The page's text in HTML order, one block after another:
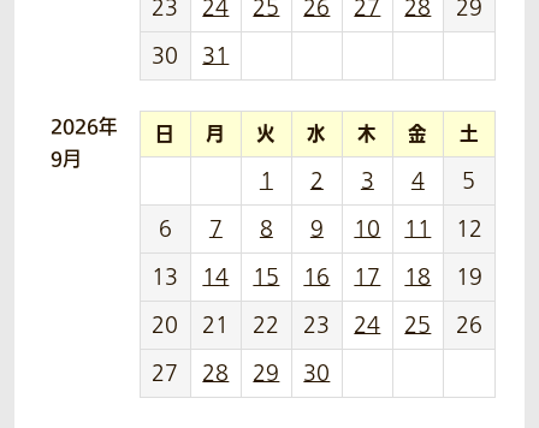
23 24 25 26 27 28
29
30
31
2026年
9月
日 月 火 水 木 金 土
1 2 3 4
5
6
7 8 9 10 11
12
13
14 15 16 17 18
19
20
21 22 23 24 25
26
27
28 29 30